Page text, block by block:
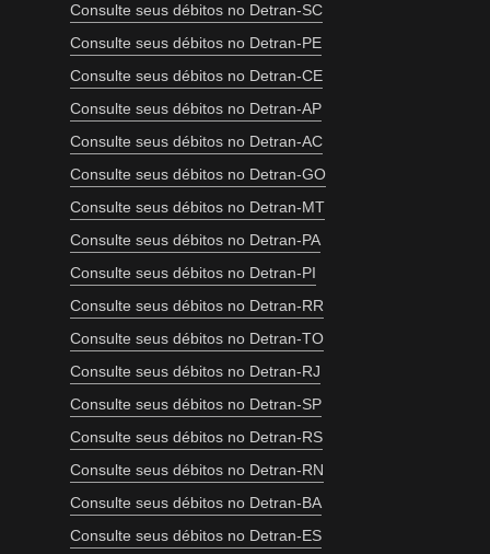
Consulte seus débitos no Detran-SC
Consulte seus débitos no Detran-PE
Consulte seus débitos no Detran-CE
Consulte seus débitos no Detran-AP
Consulte seus débitos no Detran-AC
Consulte seus débitos no Detran-GO
Consulte seus débitos no Detran-MT
Consulte seus débitos no Detran-PA
Consulte seus débitos no Detran-PI
Consulte seus débitos no Detran-RR
Consulte seus débitos no Detran-TO
Consulte seus débitos no Detran-RJ
Consulte seus débitos no Detran-SP
Consulte seus débitos no Detran-RS
Consulte seus débitos no Detran-RN
Consulte seus débitos no Detran-BA
Consulte seus débitos no Detran-ES